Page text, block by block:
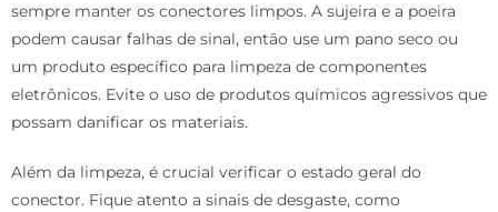
sempre manter os conectores limpos. A sujeira e a poeira
podem causar falhas de sinal, então use um pano seco ou
um produto específico para limpeza de componentes
eletrônicos. Evite o uso de produtos químicos agressivos que
possam danificar os materiais.
Além da limpeza, é crucial verificar o estado geral do
conector. Fique atento a sinais de desgaste, como